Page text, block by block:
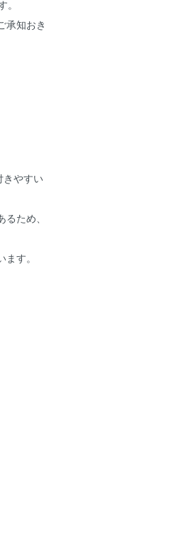
承知おき
きやすい
ため、
す。